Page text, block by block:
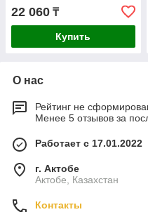
22 060 ₸
Купить
О нас
Рейтинг не
Менее 5 отзывов за
Работает с 17.01.2022
г. Актобе
Актобе, Казахстан
Контакты